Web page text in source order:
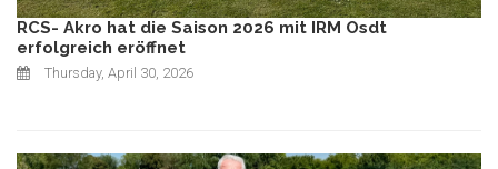
RCS- Akro hat die Saison 2026 mit IRM Osdt
erfolgreich eröffnet
Thursday, April 30, 2026